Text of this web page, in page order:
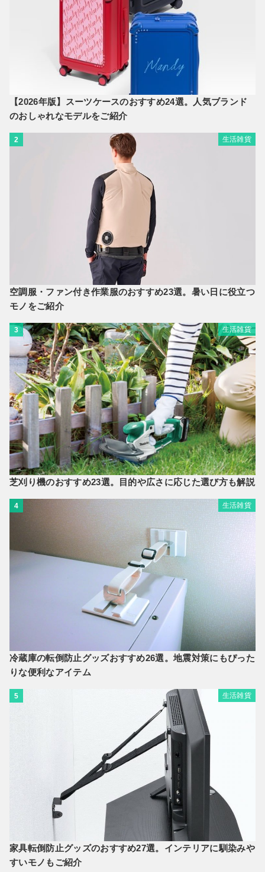
【2026年版】スーツケースのおすすめ24選。人気ブランド
のおしゃれなモデルをご紹介
2 生活雑貨
空調服・ファン付き作業服のおすすめ23選。暑い日に役立つ
モノをご紹介
3 生活雑貨
芝刈り機のおすすめ23選。目的や広さに応じた選び方も解説
4 生活雑貨
冷蔵庫の転倒防止グッズおすすめ26選。地震対策にもぴった
りな便利なアイテム
5 生活雑貨
家具転倒防止グッズのおすすめ27選。インテリアに馴染みや
すいモノもご紹介